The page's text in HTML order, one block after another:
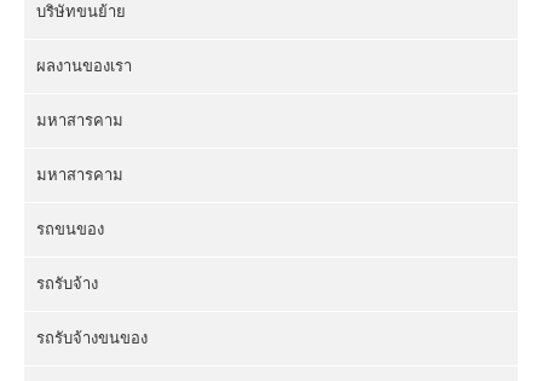
บริษัทขนย้าย
ผลงานของเรา
มหาสารคาม
มหาสารคาม
รถขนของ
รถรับจ้าง
รถรับจ้างขนของ